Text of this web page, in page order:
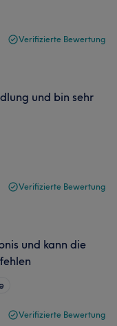
Verifizierte Bewertung
und bin sehr
Verifizierte Bewertung
und kann die
Verifizierte Bewertung